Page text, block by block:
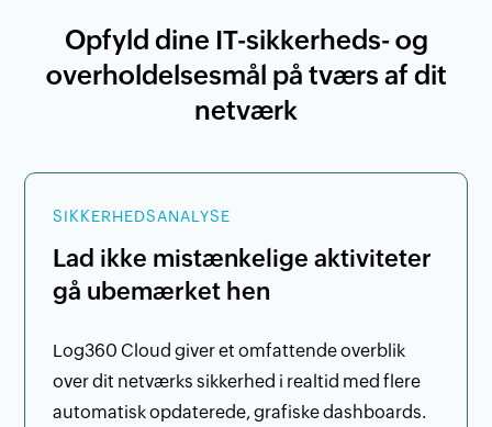
Opfyld dine IT-sikkerheds- og
overholdelsesmål på tværs af dit
netværk
SIKKERHEDSANALYSE
Lad ikke mistænkelige aktiviteter
gå ubemærket hen
Log360 Cloud giver et omfattende overblik
over dit netværks sikkerhed i realtid med flere
automatisk opdaterede, grafiske dashboards.